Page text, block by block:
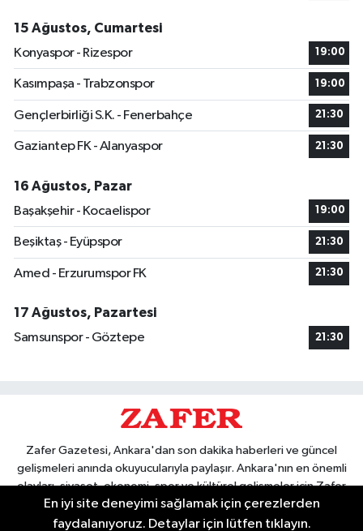
15 Ağustos, Cumartesi
Konyaspor - Rizespor
19:00
Kasımpaşa - Trabzonspor 19:00
Gençlerbirliği S.K. - Fenerbahçe 21:30
Gaziantep FK - Alanyaspor 21:30
16 Ağustos, Pazar
Başakşehir - Kocaelispor
19:00
Beşiktaş - Eyüpspor 21:30
Amed - Erzurumspor FK 21:30
17 Ağustos, Pazartesi
Samsunspor - Göztepe
21:30
Zafer Gazetesi, Ankara'dan son dakika haberleri ve güncel
gelişmeleri anında okuyucularıyla paylaşır. Ankara'nın en önemli
olayları, siyaset, ekonomi, spor ve kültürel gelişmeler için Zafer
Gazetesi'ni takip edin. Başkentin güvendiği haber kaynağı.
En iyi site deneyimi sağlamak için çerezlerden
faydalanıyoruz. Detaylar için lütfen tıklayın.